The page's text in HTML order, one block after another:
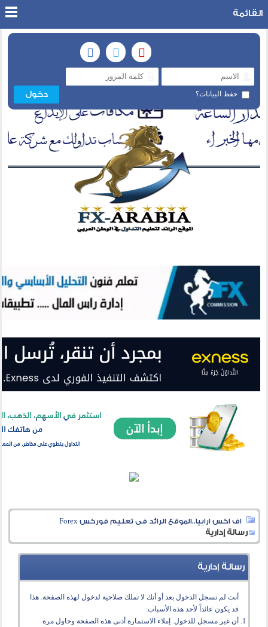
حفظ البيانات؟
القائمة
اف اكس ارابيا..الموقع الرائد فى تعليم فوركس Forex
رسالة إدارية
رسالة إدارية
أنت لم تسجل الدخول بعد أو أنك لا تملك صلاحية لدخول لهذه الصفحة. هذا
قد يكون عائداً لأحد هذه الأسباب:
أن غير مسجل للدخول. إملاء الاستمارة أدنى هذه الصفحة وحاول مرة